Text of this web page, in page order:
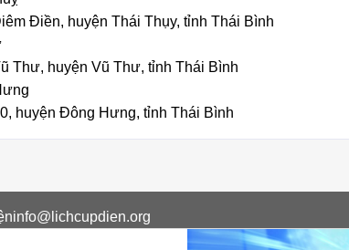
Điền, huyện Thái Thụy, tỉnh Thái Bình
Thư, huyện Vũ Thư, tỉnh Thái Bình
huyện Đông Hưng, tỉnh Thái Bình
info@lichcupdien.org